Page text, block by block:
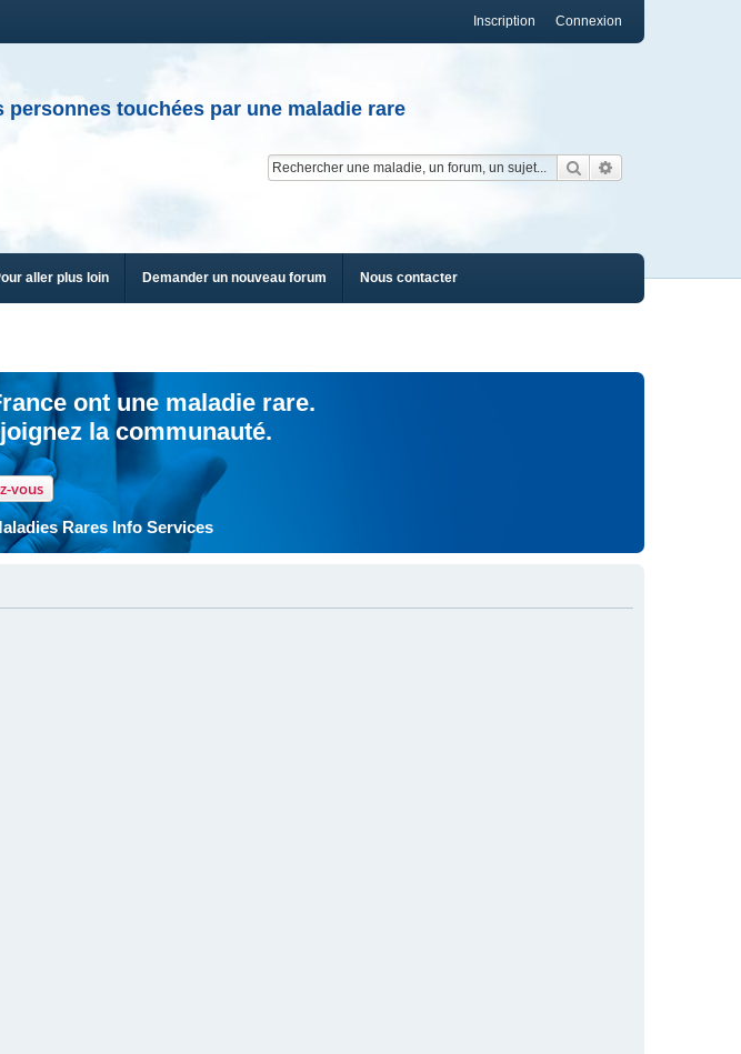
Connexion
Inscription
personnes touchées par une maladie rare
Rechercher
aller plus loin Demander un nouveau forum Nous contacter
ont une maladie rare.
la communauté.
vous
Rares Info Services